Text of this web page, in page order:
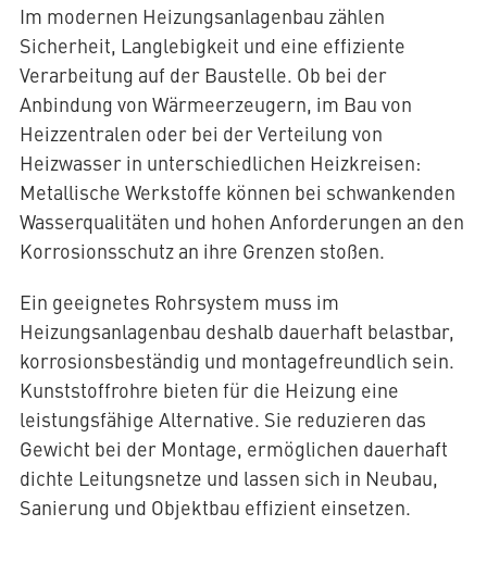
AQUATHERM ENERGY
AQUATHERM SERVICES
Kontakt
Internationale
Partner
finden
Blog
Content
Hub
Planungshilfen
Karriere
Downloads
News
Im modernen Heizungsanlagenbau zählen
Sicherheit, Langlebigkeit und eine effiziente
Verarbeitung auf der Baustelle. Ob bei der
Anbindung von Wärmeerzeugern, im Bau von
Heizzentralen oder bei der Verteilung von
Heizwasser in unterschiedlichen Heizkreisen:
Metallische Werkstoffe können bei schwankenden
Wasserqualitäten und hohen Anforderungen an den
Korrosionsschutz an ihre Grenzen stoßen.
Ein geeignetes Rohrsystem muss im
Heizungsanlagenbau deshalb dauerhaft belastbar,
korrosionsbeständig und montagefreundlich sein.
Kunststoffrohre bieten für die Heizung eine
leistungsfähige Alternative. Sie reduzieren das
Gewicht bei der Montage, ermöglichen dauerhaft
dichte Leitungsnetze und lassen sich in Neubau,
Sanierung und Objektbau effizient einsetzen.